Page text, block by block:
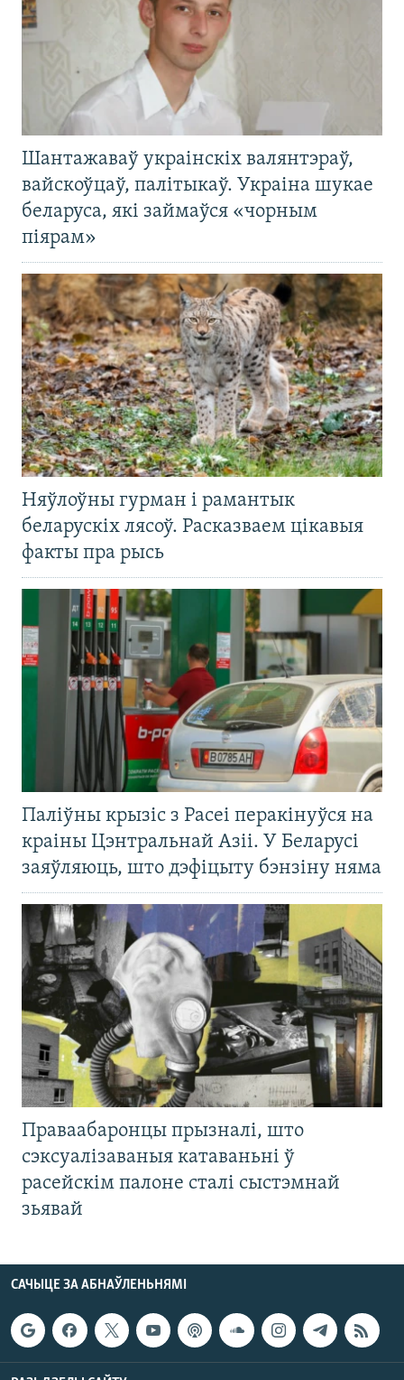
Шантажаваў украінскіх валянтэраў,
вайскоўцаў, палітыкаў. Украіна шукае
беларуса, які займаўся «чорным
піярам»
Няўлоўны гурман і рамантык
беларускіх лясоў. Расказваем цікавыя
факты пра рысь
Паліўны крызіс з Расеі перакінуўся на
краіны Цэнтральнай Азіі. У Беларусі
заяўляюць, што дэфіцыту бэнзіну няма
Праваабаронцы прызналі, што
сэксуалізаваныя катаваньні ў
расейскім палоне сталі сыстэмнай
зьявай
САЧЫЦЕ ЗА АБНАЎЛЕНЬНЯМІ